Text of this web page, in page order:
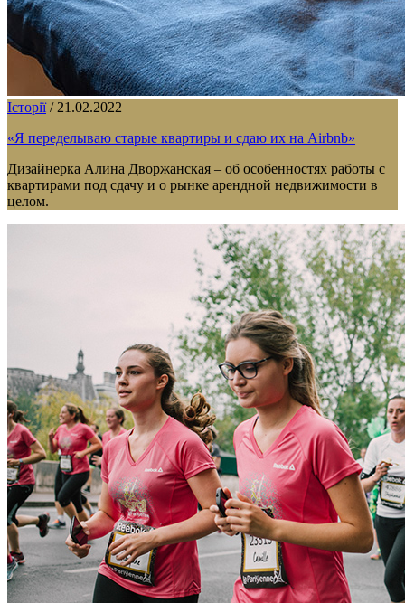
Історії / 21.02.2022
«Я переделываю старые квартиры и сдаю их на Airbnb»
Дизайнерка Алина Дворжанская – об особенностях работы с
квартирами под сдачу и о рынке арендной недвижимости в
целом.